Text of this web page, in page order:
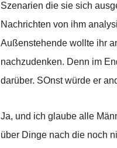
Szenarien die sie sich
Nachrichten von ihm
Außenstehende wollte ihr
nachzudenken. Denn im
darüber. SOnst würde er
Ja, und ich glaube alle
über Dinge nach die noch